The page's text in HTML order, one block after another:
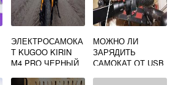
ЭЛЕКТРОСАМОКА
Т KUGOO KIRIN
M4 PRO ЧЕРНЫЙ
МОЖНО ЛИ
ЗАРЯДИТЬ
САМОКАТ ОТ USB